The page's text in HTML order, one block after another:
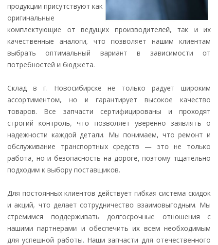
продукции присутствуют как
оригинальные
комплектующие от ведущих производителей, так и их
качественные аналоги, что позволяет нашим клиентам
выбрать оптимальный вариант в зависимости от
потребностей и бюджета.
Склад в г. Новосибирске не только радует широким
ассортиментом, но и гарантирует высокое качество
товаров. Все запчасти сертифицированы и проходят
строгий контроль, что позволяет уверенно заявлять о
надежности каждой детали. Мы понимаем, что ремонт и
обслуживание транспортных средств — это не только
работа, но и безопасность на дороге, поэтому тщательно
подходим к выбору поставщиков.
Для постоянных клиентов действует гибкая система скидок
и акций, что делает сотрудничество взаимовыгодным. Мы
стремимся поддерживать долгосрочные отношения с
нашими партнерами и обеспечить их всем необходимым
для успешной работы. Наши запчасти для отечественного